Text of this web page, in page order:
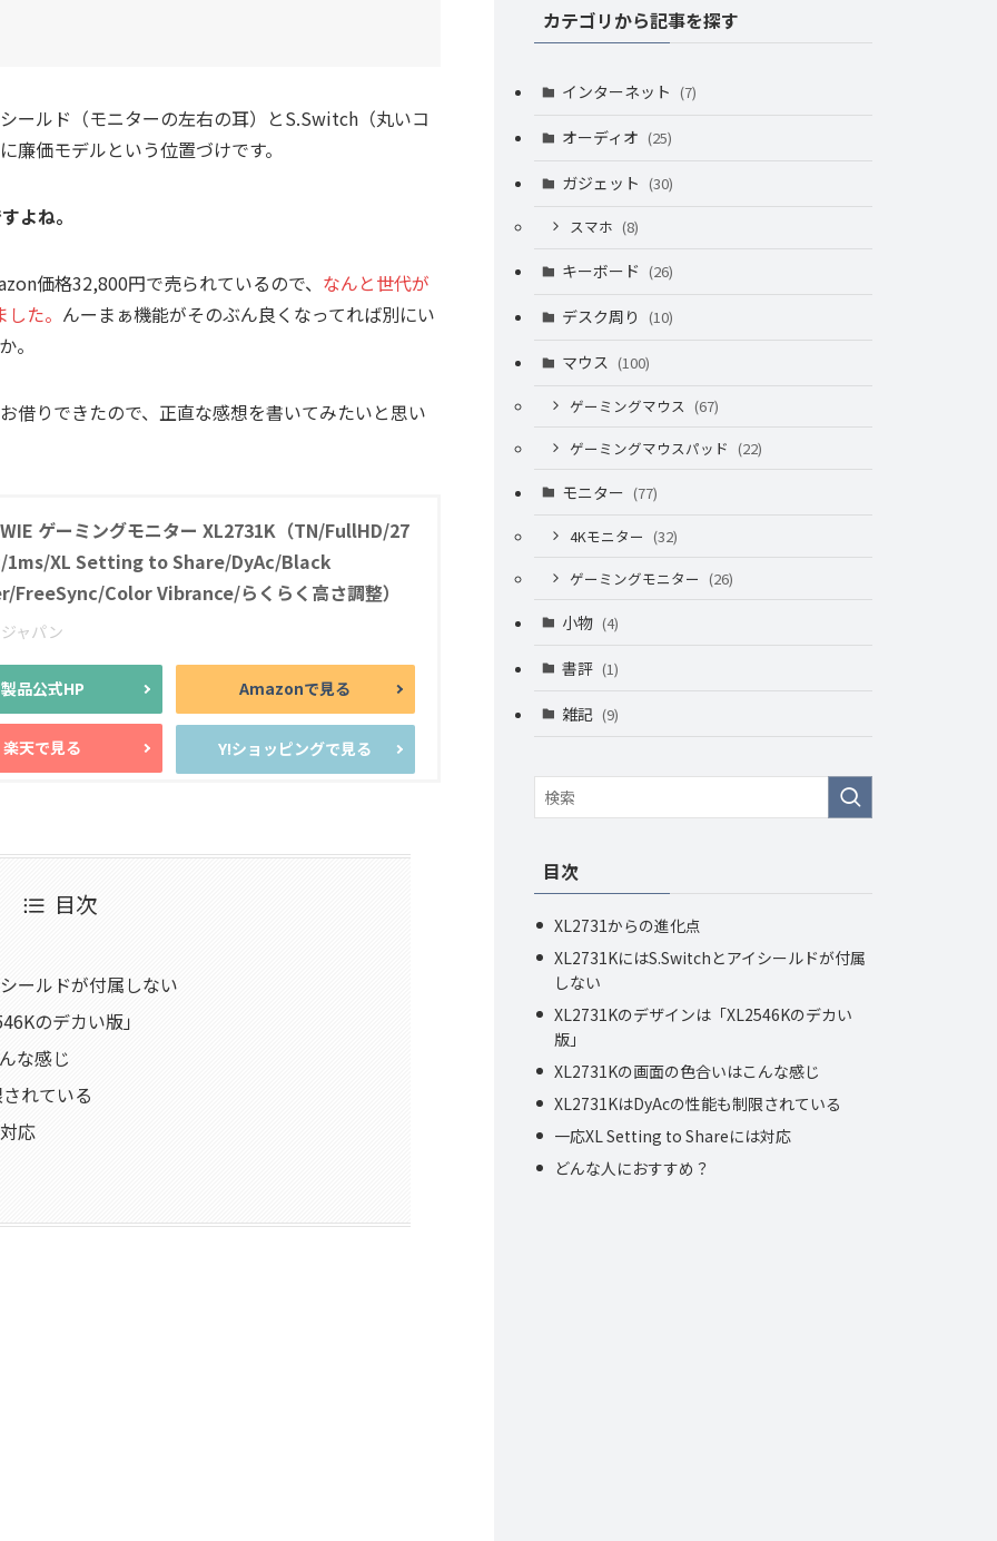
ールド（モニターの左右の耳）とS.Switch（丸いコ
廉価モデルという位置づけです。
よね。
価格32,800円で売られているので、 なんと世代が
た。 んーまぁ機能がそのぶん良くなってれば別にい
。
借りできたので、正直な感想を書いてみたいと思い
ゲーミングモニター XL2731K（TN/FullHD/27
1ms/XL Setting to Share/DyAc/Black
FreeSync/Color Vibrance/らくらく高さ調整）
ャパン
製品公式HP Amazonで見る
楽天で見る Y!ショッピングで見る
目次
ールドが付属しない
のデカい版」
な感じ
れている
応
カテゴリから記事を探す
インターネット (7)
オーディオ (25)
ガジェット (30)
スマホ (8)
キーボード (26)
デスク周り (10)
マウス (100)
ゲーミングマウス (67)
ゲーミングマウスパッド (22)
モニター (77)
4Kモニター (32)
ゲーミングモニター (26)
小物 (4)
書評 (1)
雑記 (9)
目次
XL2731からの進化点
XL2731KにはS.Switchとアイシールドが付属
しない
XL2731Kのデザインは「XL2546Kのデカい
版」
XL2731Kの画面の色合いはこんな感じ
XL2731KはDyAcの性能も制限されている
一応XL Setting to Shareには対応
どんな人におすすめ？